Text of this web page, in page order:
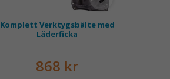
Komplett Verktygsbälte med
Läderficka
868 kr